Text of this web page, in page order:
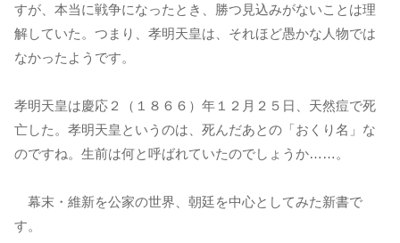
すが、本当に戦争になったとき、勝つ見込みがないことは理
解していた。つまり、孝明天皇は、それほど愚かな人物では
なかったようです。
孝明天皇は慶応２（１８６６）年１２月２５日、天然痘で死
亡した。孝明天皇というのは、死んだあとの「おくり名」な
のですね。生前は何と呼ばれていたのでしょうか……。
幕末・維新を公家の世界、朝廷を中心としてみた新書で
す。